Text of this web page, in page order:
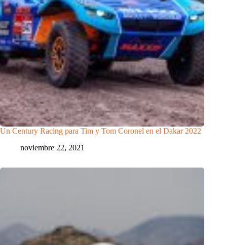
Un Century Racing para Tim y Tom Coronel en el Dakar 2022
noviembre 22, 2021